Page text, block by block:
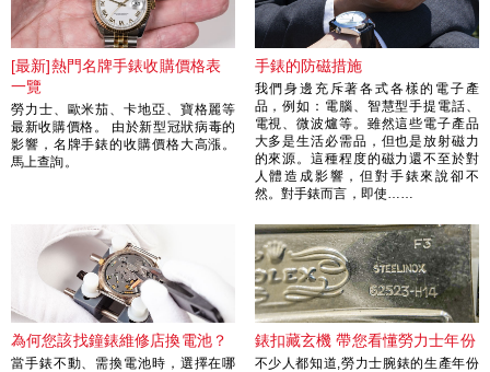
[最新]熱門名牌手錶收購價格表
一覽
勞力士、歐米茄、卡地亞、寶格麗等
最新收購價格。 由於新型冠狀病毒的
影響，名牌手錶的收購價格大高漲。
馬上查詢。
手錶的防磁措施
我們身邊充斥著各式各樣的電子產
品，例如：電腦、智慧型手提電話、
電視、微波爐等。雖然這些電子產品
大多是生活必需品，但也是放射磁力
的來源。這種程度的磁力還不至於對
人體造成影響，但對手錶來說卻不
然。對手錶而言，即使……
為何您該找鐘錶維修店換電池？
當手錶不動、需換電池時，選擇在哪
錶扣藏玄機 帶您看懂勞力士年份
不少人都知道,勞力士腕錶的生產年份